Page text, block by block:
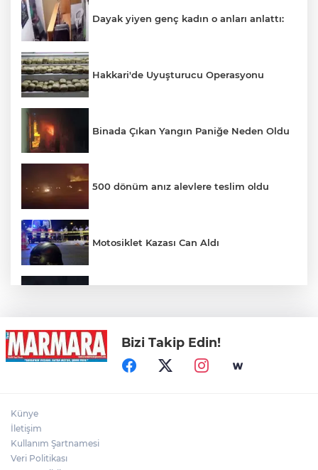
Dayak yiyen genç kadın o anları anlattı:
Hakkari'de Uyuşturucu Operasyonu
Binada Çıkan Yangın Paniğe Neden Oldu
500 dönüm anız alevlere teslim oldu
Motosiklet Kazası Can Aldı
Kayseri'de Feci Kaza: 1 Ölü, 3 Yaralı
Bizi Takip Edin!
Künye
İletişim
Kullanım Şartnamesi
Veri Politikası